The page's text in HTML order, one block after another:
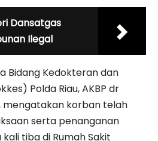
Dansatgas
Ilegal
Bidang Kedokteran dan
Polda Riau, AKBP dr
mengatakan korban telah
serta penanganan
tiba di Rumah Sakit